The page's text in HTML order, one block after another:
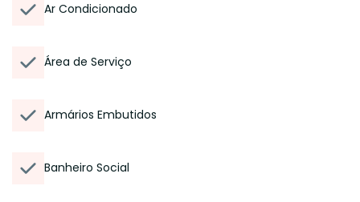
Ar Condicionado
Área de Serviço
Armários Embutidos
Banheiro Social